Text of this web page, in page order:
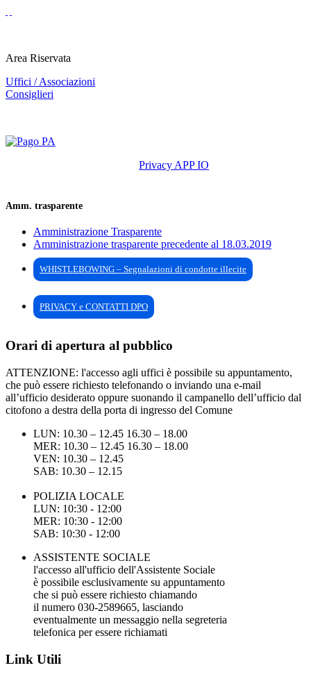
Area Riservata
Uffici / Associazioni
Consiglieri
Privacy APP IO
Amm. trasparente
Amministrazione Trasparente
Amministrazione trasparente precedente al 18.03.2019
WHISTLEBOWING – Segnalazioni di condotte illecite
PRIVACY e CONTATTI DPO
Orari di apertura al pubblico
ATTENZIONE: l'accesso agli uffici è possibile su appuntamento,
che può essere richiesto telefonando o inviando una e-mail
all’ufficio desiderato oppure suonando il campanello dell’ufficio dal
citofono a destra della porta di ingresso del Comune
LUN: 10.30 – 12.45 16.30 – 18.00
MER: 10.30 – 12.45 16.30 – 18.00
VEN: 10.30 – 12.45
SAB: 10.30 – 12.15
POLIZIA LOCALE
LUN: 10:30 - 12:00
MER: 10:30 - 12:00
SAB: 10:30 - 12:00
ASSISTENTE SOCIALE
l'accesso all'ufficio dell'Assistente Sociale
è possibile esclusivamente su appuntamento
che si può essere richiesto chiamando
il numero 030-2589665, lasciando
eventualmente un messaggio nella segreteria
telefonica per essere richiamati
Link Utili